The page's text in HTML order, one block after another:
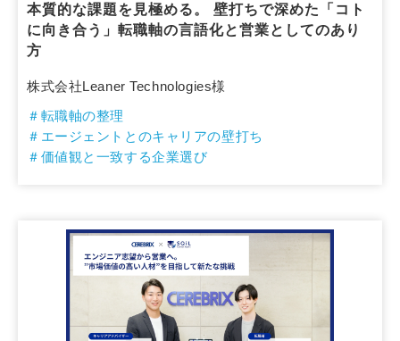
本質的な課題を見極める。 壁打ちで深めた「コト
に向き合う」転職軸の言語化と営業としてのあり
方
株式会社Leaner Technologies様
＃転職軸の整理
＃エージェントとのキャリアの壁打ち
＃価値観と一致する企業選び